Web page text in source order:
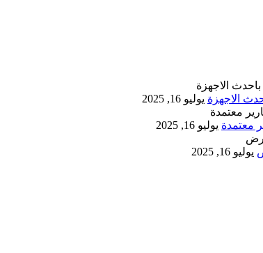
يوليو 16, 2025
يوليو 16, 2025
يوليو 16, 2025